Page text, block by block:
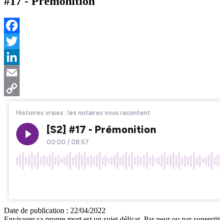
Facebook
Twitter
LinkedIn
Email
Date de publication : 22/04/2022